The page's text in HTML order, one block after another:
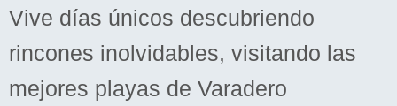
Vive días únicos descubriendo
rincones inolvidables, visitando las
mejores playas de Varadero